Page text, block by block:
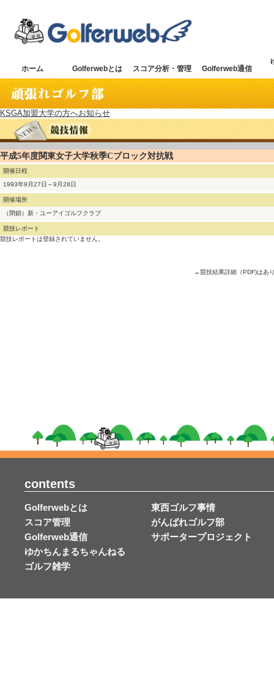
ホーム Golferwebとは スコア分析・管理 Golferweb通信
KSGA加盟大学の方へお知らせ
平成5年度関東女子大学秋季Cブロック対抗戦
開催日程
1993年9月27日～9月28日
開催場所
（閉鎖）新・ユーアイゴルフクラブ
競技レポート
競技レポートは登録されていません。
→競技結果詳細（PDF)はあ
contents
Golferwebとは
スコア管理
Golferweb通信
ゆかちんまるちゃんねる
ゴルフ雑学
東西ゴルフ事情
がんばれゴルフ部
サポータープロジェクト